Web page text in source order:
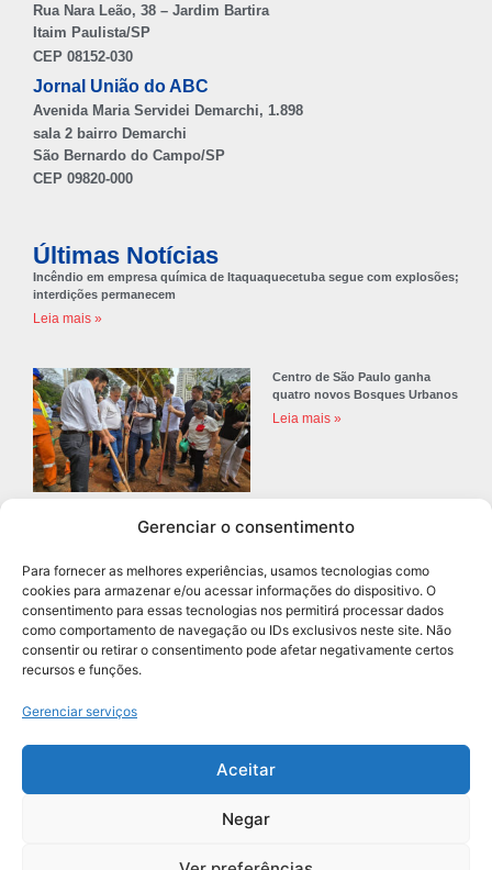
Gerenciar o consentimento
Para fornecer as melhores experiências, usamos tecnologias como
cookies para armazenar e/ou acessar informações do dispositivo. O
consentimento para essas tecnologias nos permitirá processar dados
como comportamento de navegação ou IDs exclusivos neste site. Não
consentir ou retirar o consentimento pode afetar negativamente certos
recursos e funções.
Gerenciar serviços
Aceitar
Negar
Rua Nara Leão, 38 – Jardim Bartira
Itaim Paulista/SP
CEP 08152-030
Jornal União do ABC
Avenida Maria Servidei Demarchi, 1.898
sala 2 bairro Demarchi
São Bernardo do Campo/SP
CEP 09820-000
Últimas Notícias
Incêndio em empresa química de Itaquaquecetuba segue com explosões;
interdições permanecem
Leia mais »
Centro de São Paulo ganha
quatro novos Bosques Urbanos
Leia mais »
para professores
Leia mais »
Navegação